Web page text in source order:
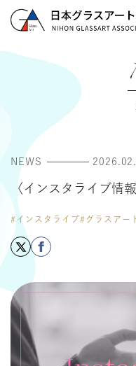
イベント
作品展
カテゴリー
グラスアート
タイルクラフト
NEWS
〈インスタライブ情
#インスタライブ#グラスアー